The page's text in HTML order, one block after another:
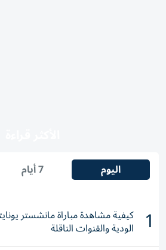
اليوم 7 أيام
1 كيفية مشاهدة مباراة مانشستر
الودية والقنوات الناقلة